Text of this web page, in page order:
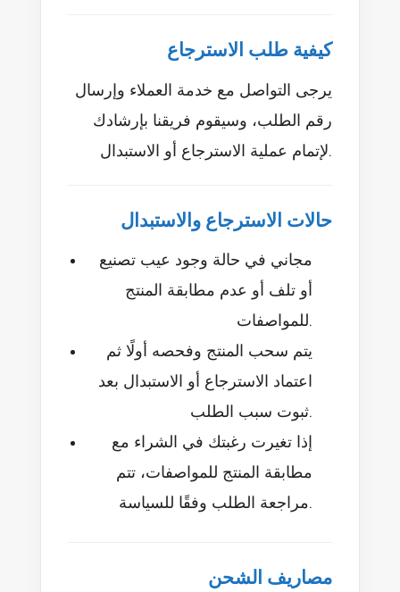
كيفية طلب الاسترجاع
يرجى التواصل مع خدمة العملاء وإرسال
رقم الطلب، وسيقوم فريقنا بإرشادك
لإتمام عملية الاسترجاع أو الاستبدال.
حالات الاسترجاع والاستبدال
مجاني في حالة وجود عيب تصنيع
أو تلف أو عدم مطابقة المنتج
للمواصفات.
يتم سحب المنتج وفحصه أولًا ثم
اعتماد الاسترجاع أو الاستبدال بعد
ثبوت سبب الطلب.
إذا تغيرت رغبتك في الشراء مع
مطابقة المنتج للمواصفات، تتم
مراجعة الطلب وفقًا للسياسة.
مصاريف الشحن